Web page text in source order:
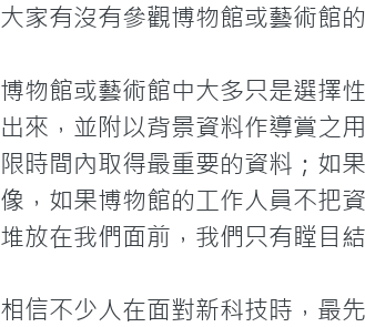
大家有沒有參觀博物館或藝術館
博物館或藝術館中大多只是選擇
出來，並附以背景資料作導賞之
限時間內取得最重要的資料；如
像，如果博物館的工作人員不把
堆放在我們面前，我們只有瞠目
相信不少人在面對新科技時，最